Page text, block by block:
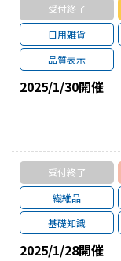
受付終了
日用雑貨
品質表示
2025/1/30開催
受付終了
繊維品
基礎知識
2025/1/28開催